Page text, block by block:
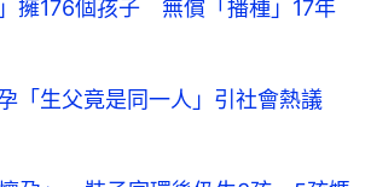
擁176個孩子 無償「播種」17年
「生父竟是同一人」引社會熱議